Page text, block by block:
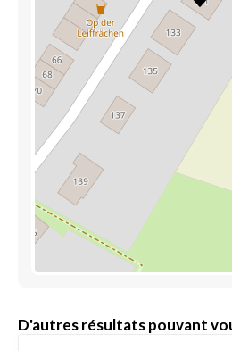
D'autres résultats pouvant